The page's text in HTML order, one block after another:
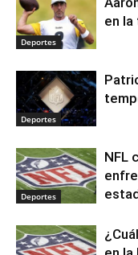
Deportes
en la
Deportes
Deportes
NFL